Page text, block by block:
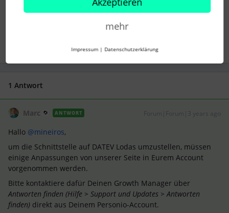
1 Antwort
Marc ANTWORT
Hallo @mineiros,
um die Schnittstelle auf DATEV Lodas umzustellen, müssen
einige Anpassungen von unserer Seite in Eurem Account
vorgenommen werden.
Bitte kontaktiere dafür Deinen Growth Manager über
Antworten finden (Hilfe > Support und Updates > Antworten
finden) direkt aus Deinem Personio-Account.
mehr
Impressum | Datenschutzerklärung